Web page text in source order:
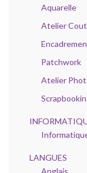
Aquarelle
Atelier
Patchwork
Atelier
LANGUES